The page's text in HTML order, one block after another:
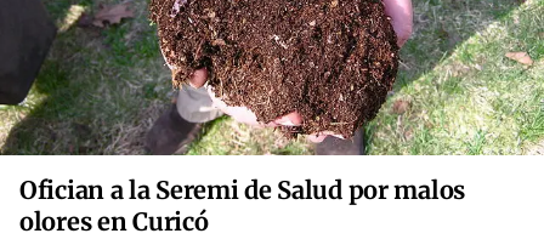
Ofician a la Seremi de Salud por malos
olores en Curicó